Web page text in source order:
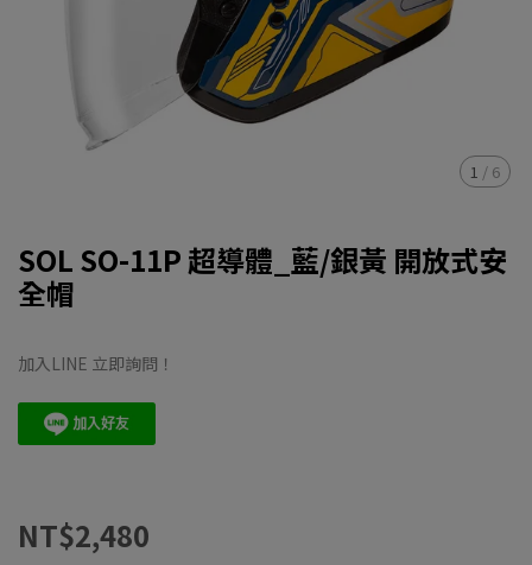
1 / 6
SOL SO-11P 超導體_藍/銀黃 開放式安
全帽
加入LINE 立即詢問！
NT$2,480